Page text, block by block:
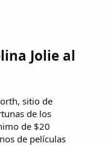
Jolie al
sitio de
de los
de $20
de películas